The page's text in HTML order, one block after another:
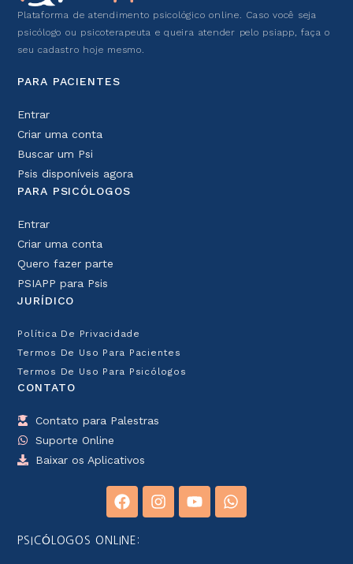
Plataforma de atendimento psicológico online. Caso você seja
psicólogo ou psicoterapeuta e queira atender pelo psiapp, faça o
seu cadastro hoje mesmo.
PARA PACIENTES
Entrar
Criar uma conta
Buscar um Psi
Psis disponíveis agora
PARA PSICÓLOGOS
Entrar
Criar uma conta
Quero fazer parte
PSIAPP para Psis
JURÍDICO
Política De Privacidade
Termos De Uso Para Pacientes
Termos De Uso Para Psicólogos
CONTATO
Contato para Palestras
Suporte Online
Baixar os Aplicativos
PSICÓLOGOS ONLINE: